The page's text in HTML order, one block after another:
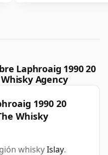
Laphroaig 1990 20
Agency
1990 20
Whisky
whiskyIslay.